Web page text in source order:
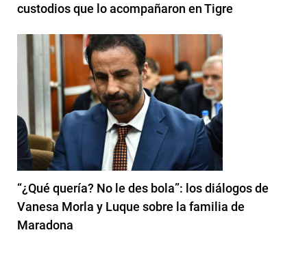
custodios que lo acompañaron en Tigre
“¿Qué quería? No le des bola”: los diálogos de
Vanesa Morla y Luque sobre la familia de
Maradona